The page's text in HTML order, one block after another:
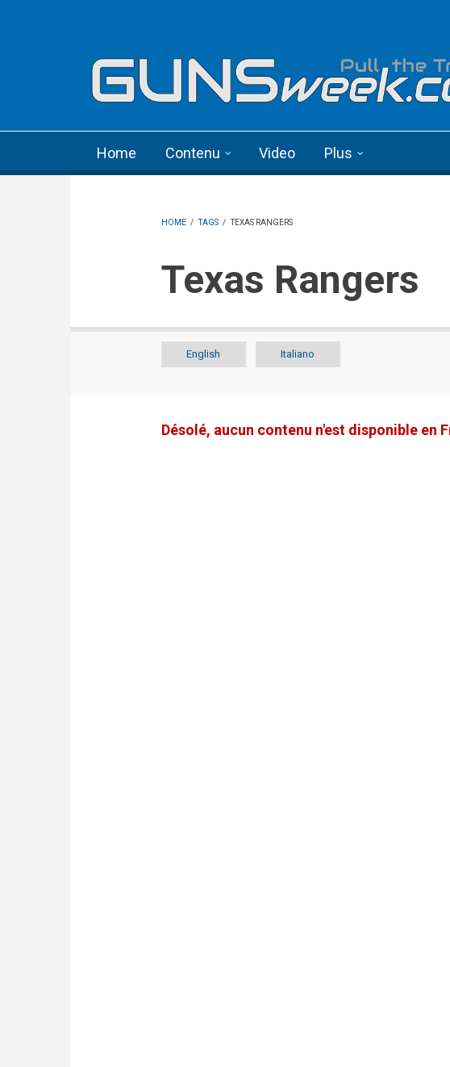
Home Contenu Video Plus
HOME / TAGS / TEXAS RANGERS
Texas Rangers
English Italiano
Désolé, aucun contenu n'est disponible en